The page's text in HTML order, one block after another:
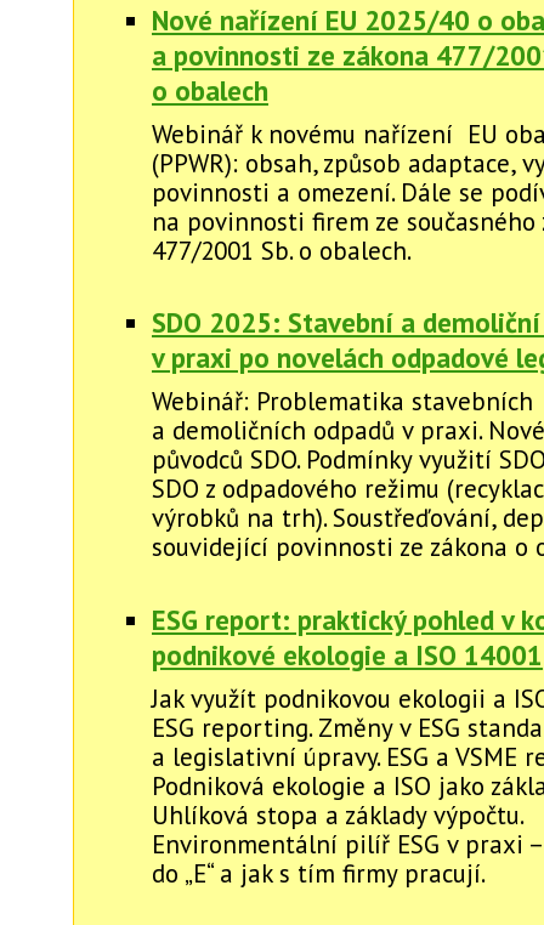
Nové nařízení EU 2025/40 o
a povinnosti ze zákona 477/
o obalech
Webinář k novému nařízení EU
(PPWR): obsah, způsob adaptace,
povinnosti a omezení. Dále se
na povinnosti firem ze současného
477/2001 Sb. o obalech.
SDO 2025: Stavební a
v praxi po novelách odpadové
Webinář: Problematika stavebních
a demoličních odpadů v praxi.
původců SDO. Podmínky využití
SDO z odpadového režimu
výrobků na trh). Soustřeďování,
souvidející povinnosti ze zákona o
ESG report: praktický pohled v
podnikové ekologie a ISO 14001
Jak využít podnikovou ekologii a
ESG reporting. Změny v ESG
a legislativní úpravy. ESG a VSME
Podniková ekologie a ISO jako
Uhlíková stopa a základy výpočtu.
Environmentální pilíř ESG v praxi
do „E“ a jak s tím firmy pracují.